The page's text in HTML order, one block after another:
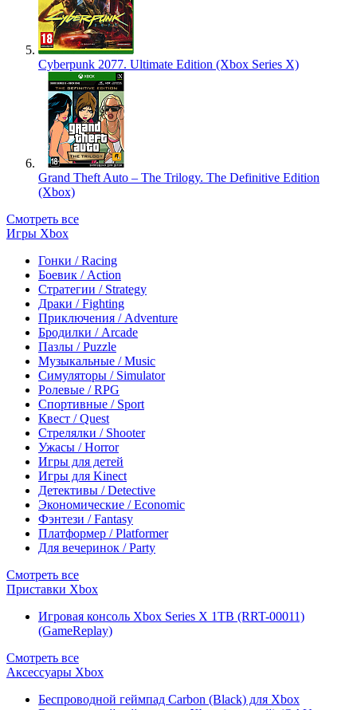
Cyberpunk 2077. Ultimate Edition (Xbox Series X)
Grand Theft Auto – The Trilogy. The Definitive Edition
(Xbox)
Смотреть все
Игры Xbox
Гонки / Racing
Боевик / Action
Стратегии / Strategy
Драки / Fighting
Приключения / Adventure
Бродилки / Arcade
Пазлы / Puzzle
Музыкальные / Music
Симуляторы / Simulator
Ролевые / RPG
Спортивные / Sport
Квест / Quest
Стрелялки / Shooter
Ужасы / Horror
Игры для детей
Игры для Kinect
Детективы / Detective
Экономические / Economic
Фэнтези / Fantasy
Платформер / Platformer
Для вечеринок / Party
Смотреть все
Приставки Xbox
Игровая консоль Xbox Series X 1TB (RRT-00011)
(GameReplay)
Смотреть все
Аксессуары Xbox
Беспроводной геймпад Carbon (Black) для Xbox